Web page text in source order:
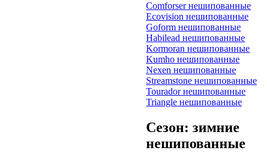
Comforser нешипованные
Ecovision нешипованные
Goform нешипованные
Habilead нешипованные
Kormoran нешипованные
Kumho нешипованные
Nexen нешипованные
Streamstone нешипованные
Tourador нешипованные
Triangle нешипованные
Сезон: зимние
нешипованные